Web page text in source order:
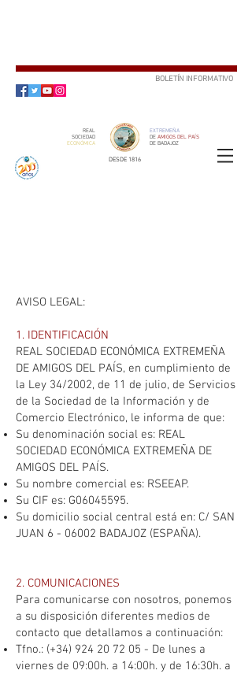
BOLETÍN INFORMATIVO
REAL
SOCIEDAD
ECONÓMICA
EXTREMEÑA
DE AMIGOS DEL PAÍS
DE BADAJOZ
DESDE 1816
AVISO LEGAL:
1. IDENTIFICACIÓN
REAL SOCIEDAD ECONÓMICA EXTREMEÑA
DE AMIGOS DEL PAÍS, en cumplimiento de
la Ley 34/2002, de 11 de julio, de Servicios
de la Sociedad de la Información y de
Comercio Electrónico, le informa de que:
Su denominación social es: REAL
SOCIEDAD ECONÓMICA EXTREMEÑA DE
AMIGOS DEL PAÍS.
Su nombre comercial es: RSEEAP.
Su CIF es: G06045595.
Su domicilio social central está en: C/ SAN
JUAN 6 - 06002 BADAJOZ (ESPAÑA).
2. COMUNICACIONES
Para comunicarse con nosotros, ponemos
a su disposición diferentes medios de
contacto que detallamos a continuación:
Tfno.: (+34) 924 20 72 05 - De lunes a
viernes de 09:00h. a 14:00h. y de 16:30h. a